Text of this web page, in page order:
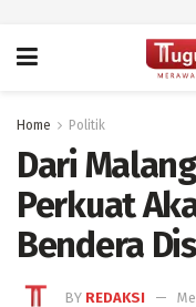
Home Politik
Dari
Perkuat
Bendera
BY REDAKSI